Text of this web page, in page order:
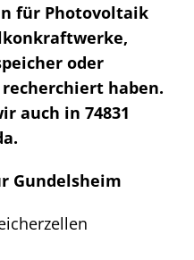
für Photovoltaik
oder
haben.
auch in 74831
Gundelsheim